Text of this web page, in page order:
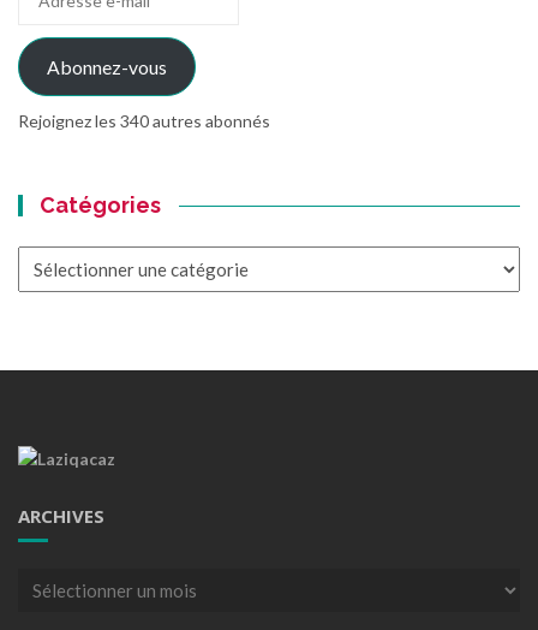
mail
Abonnez-vous
Rejoignez les 340 autres abonnés
Catégories
ARCHIVES
Archives